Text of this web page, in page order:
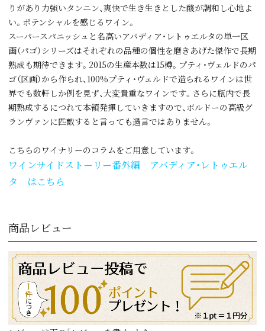
りがあり力強いタンニン、爽快で生き生きとした酸が調和し心地よ
い。ポテンシャルを感じるワイン。
スーパースパニッシュと名高いアバディア・レトゥエルタの単一区
画（パゴ）シリーズはそれぞれの品種の個性を磨きあげた傑作で長期
熟成も期待できます。2015の生産本数は15樽。プティ・ヴェルドのパ
ゴ（区画）から作られ、100%プティ・ヴェルドで造られるワインは世
界でも数軒しか例を見ず、大変貴重なワインです。さらに瓶内で長
期熟成するにつれて本領発揮していきますので、ボルドーの高級グ
ランヴァンに匹敵すると言っても過言ではありません。
こちらのワイナリーのコラムをご用意しています。
ワインサイドストーリー番外編 アバディア・レトゥエル
タ はこちら
商品レビュー